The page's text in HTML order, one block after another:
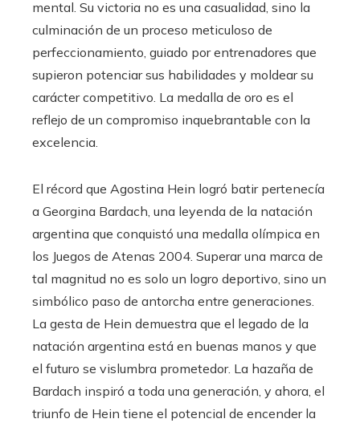
mental. Su victoria no es una casualidad, sino la
culminación de un proceso meticuloso de
perfeccionamiento, guiado por entrenadores que
supieron potenciar sus habilidades y moldear su
carácter competitivo. La medalla de oro es el
reflejo de un compromiso inquebrantable con la
excelencia.
El récord que Agostina Hein logró batir pertenecía
a Georgina Bardach, una leyenda de la natación
argentina que conquistó una medalla olímpica en
los Juegos de Atenas 2004. Superar una marca de
tal magnitud no es solo un logro deportivo, sino un
simbólico paso de antorcha entre generaciones.
La gesta de Hein demuestra que el legado de la
natación argentina está en buenas manos y que
el futuro se vislumbra prometedor. La hazaña de
Bardach inspiró a toda una generación, y ahora, el
triunfo de Hein tiene el potencial de encender la